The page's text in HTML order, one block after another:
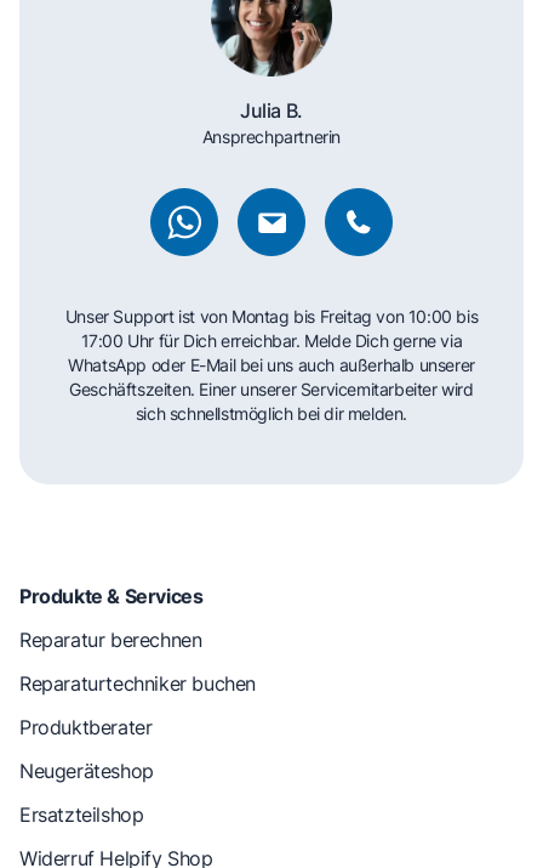
Julia B.
Ansprechpartnerin
Unser Support ist von Montag bis Freitag von 10:00 bis
17:00 Uhr für Dich erreichbar. Melde Dich gerne via
WhatsApp oder E-Mail bei uns auch außerhalb unserer
Geschäftszeiten. Einer unserer Servicemitarbeiter wird
sich schnellstmöglich bei dir melden.
Produkte & Services
Reparatur berechnen
Reparaturtechniker buchen
Produktberater
Neugeräteshop
Ersatzteilshop
Widerruf Helpify Shop